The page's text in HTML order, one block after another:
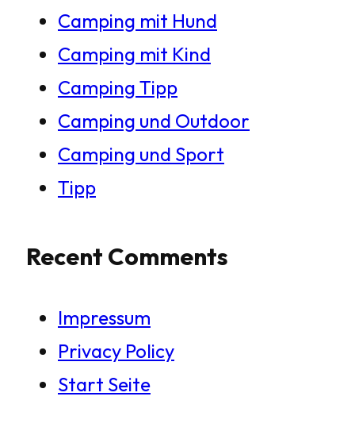
Camping mit Hund
Camping mit Kind
Camping Tipp
Camping und Outdoor
Camping und Sport
Tipp
Recent Comments
Impressum
Privacy Policy
Start Seite